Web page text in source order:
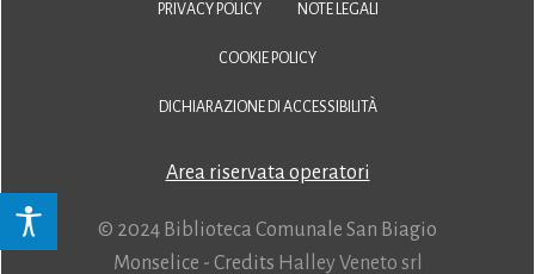
PRIVACY POLICY NOTE LEGALI
COOKIE POLICY
DICHIARAZIONE DI ACCESSIBILITÀ
Area riservata operatori
© 2024 Biblioteca Comunale San Biagio
Monselice - Credits Halley Veneto srl